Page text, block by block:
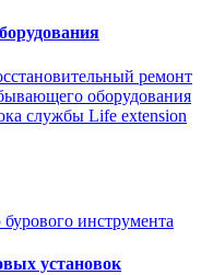
ремонт
оборудования
службы Life extension
инструмента
установок